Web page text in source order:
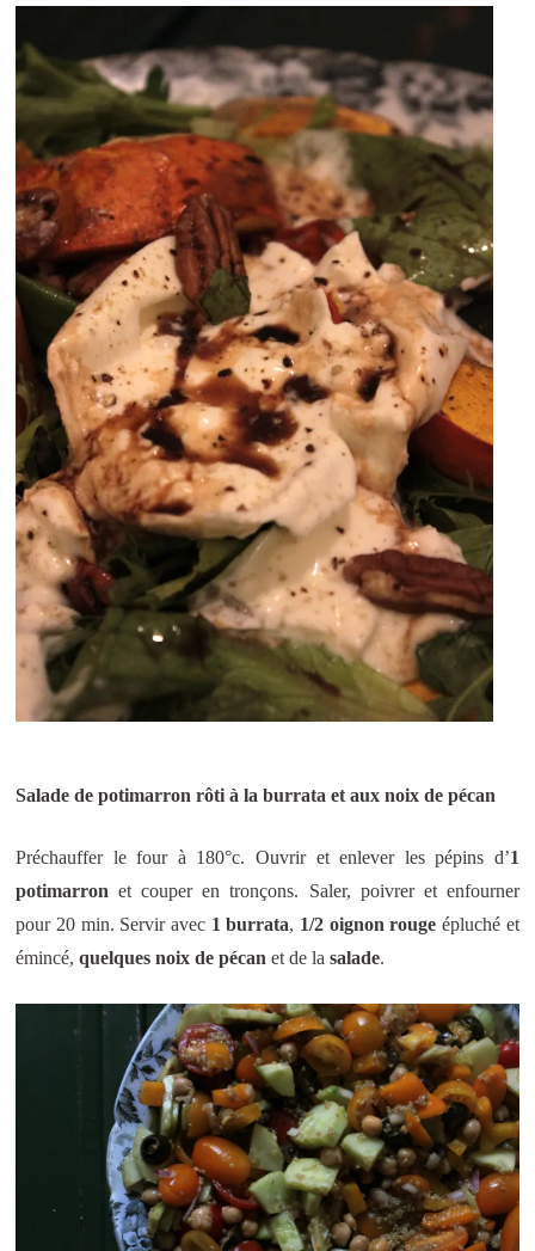
Salade de potimarron rôti à la burrata et aux noix de pécan
Préchauffer le four à 180°c. Ouvrir et enlever les pépins d’1
potimarron et couper en tronçons. Saler, poivrer et enfourner
pour 20 min. Servir avec 1 burrata, 1/2 oignon rouge épluché et
émincé,quelques noix de pécan et de lasalade.